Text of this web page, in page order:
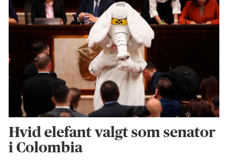
Hvid elefant valgt som senator
i Colombia